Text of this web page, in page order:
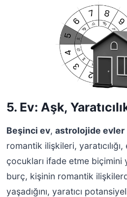
5. Ev: Aşk,
Beşinci ev, astrolojide evler
romantik ilişkileri,
çocukları ifade etme biçimini
burç, kişinin romantik
yaşadığını, yaratıcı